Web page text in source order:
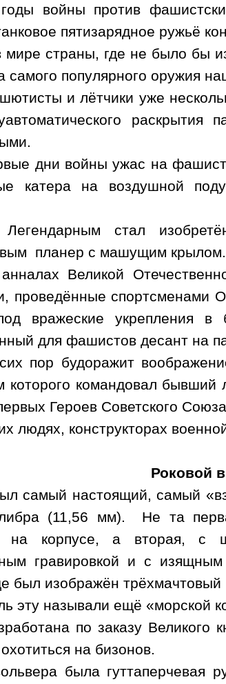
войны против
пятизарядное ружьё
мире страны, где не было бы
самого популярного оружия
и лётчики уже
раскрытия
дни войны ужас на
катера на воздушной
Легендарным стал
планер с машущим крылом.
Великой
проведённые спортсменами
вражеские укрепления
для фашистов десант на
пор будоражит
которого командовал
Героев Советского
людях, конструкторах
Роковой
самый настоящий, самый
(11,56 мм).
Не та
на корпусе, а вторая, с
гравировкой и с
был изображён
эту называли ещё «морской
по заказу Великого
на бизонов.
была гуттаперчевая